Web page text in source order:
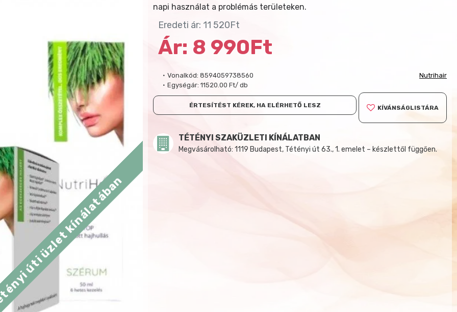
üzlet kínálatában
Vonalkód: 8594059738560
Egységár: 11520.00 Ft/ db
Nutrihair
Ár: 8 990Ft
Eredeti ár: 11 520Ft
napi használat a problémás területeken.
ÉRTESÍTÉST KÉREK, HA ELÉRHETŐ LESZ KÍVÁNSÁGLISTÁRA
TÉTÉNYI SZAKÜZLETI KÍNÁLATBAN
Megvásárolható: 1119 Budapest, Tétényi út 63., 1. emelet – készlettől függően.